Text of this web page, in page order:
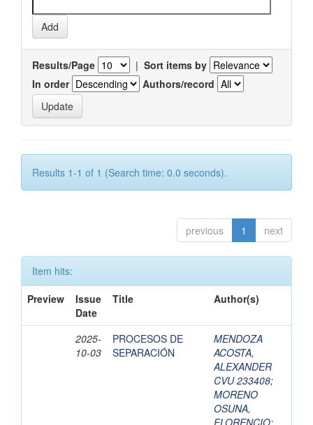
Results/Page | Sort items by
In order
Authors/record
Results 1-1 of 1 (Search time: 0.0 seconds).
previous 1 next
Item hits:
Preview
Issue
Date
Title Author(s)
2025-
10-03
PROCESOS DE
SEPARACIÓN
MENDOZA
ACOSTA,
ALEXANDER
CVU 233408;
MORENO
OSUNA,